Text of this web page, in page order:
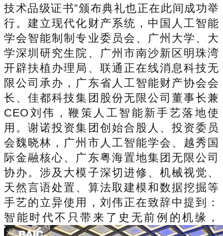
技术品级证书”颁布典礼也正在此间成功举
行。建立现代化财产系统，中国人工智能
学会智能制制专业委员会、广州大学、大
学深圳研究生院、广州市南沙新区明珠湾
开辟扶植办理局、联通正在线消息科技无
限公司承办，广东省人工智能财产协会会
长、佳都科技集团股份无限公司董事长兼
CEO刘伟，鞭策人工智能新手艺落地使
用。谢诺投资集团创始合股人、投资委员
会魏晓林，广州市人工智能学会、越秀国
际金融核心、广东粤海置地集团无限公司
协办。涉及大模子深切进修、机械视觉、
天然言语处置、算法取建模和数据挖掘等
手艺的立异使用，刘伟正在致辞中提到：
智能时代不只带来了史无前例的机缘，